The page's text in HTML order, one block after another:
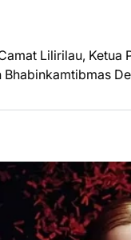
Lilirilau, Ketua